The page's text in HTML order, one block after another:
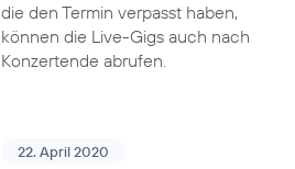
die den Termin verpasst haben,
können die Live-Gigs auch nach
Konzertende abrufen.
22. April 2020